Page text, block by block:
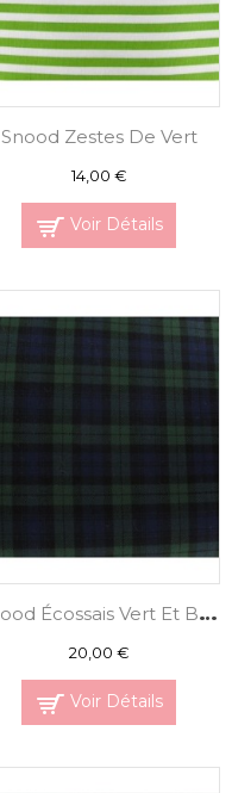
Snood Zestes De Vert
14,00 €
Voir Détails
Snood Écossais Vert Et Bleu
20,00 €
Voir Détails